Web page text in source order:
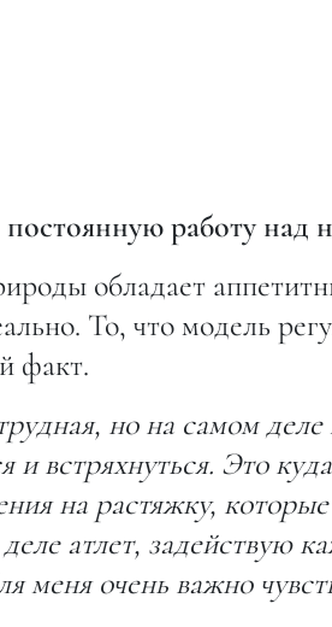
постоянную работу над
обладает
То, что модель
факт.
но на самом
и встряхнуться. Это
на растяжку,
атлет, задействую
меня очень важно